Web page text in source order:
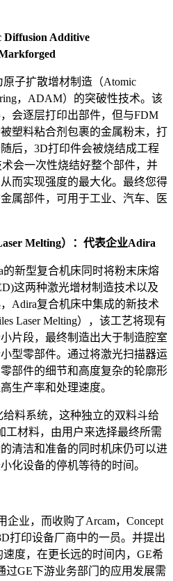
Diffusion Additive
子扩散增材制造（Atomic
，ADAM）的突破性技术。该
会逐层打印出部件，但与FDM
塑料粘合剂包裹的金属粉末，打
后，3D打印件会被烧结成工程
会一次性烧结好整个部件，并
而实现强度的最大化。最终您得
属部件，可用于工业、汽车、医
Melting）：代表企业Adira
新型复合机床同时将粉末床熔
这两种激光增材制造技术以及
Adira复合机床中集成的新技术
Laser Melting），该工艺将现有
片段，最终制造出大于制造腔室
型零部件。通过将激光扫描器运
部件的细节和高度复杂的轮廓形
生产率和处理速度。
料系统，这种独立的双料斗给
工材料，由用户来选择最终所需
清洁和准备的同时机床仍可以进
化设备的停机等待的时间。
业，而收购了Arcam，Concept
打印设备厂商中的一员。并提出
度，在更长远的时间内，GE希
过GE下游业务部门的应用发展需